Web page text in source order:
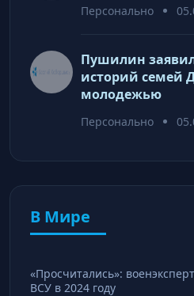
Персонально
Пушилин
историй семей
молодежью
Персонально
В Мире
«Просчитались»:
ВСУ в 2024 году